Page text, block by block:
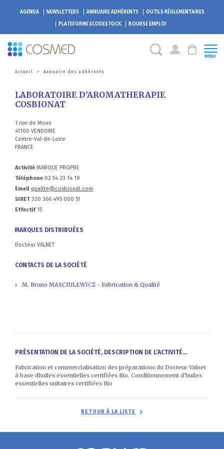
AGENDA NEWSLETTERS ANNUAIRE ADHÉRENTS
OUTILS RÉGLEMENTAIRES
PLATEFORMEECODESTOCK BOURSE EMPLOI
MENU
Accueil > Annuaire des adhérents
LABORATOIRE D’AROMATHERAPIE
COSBIONAT
1 rue de Mons
41100 VENDOME
Centre-Val-de-Loire
FRANCE
Activité MARQUE PROPRE
Téléphone 02 54 23 14 19
Email qualite@cosbionat.com
SIRET 320 366 495 000 51
Effectif15
MARQUES DISTRIBUÉES
Docteur VALNET
CONTACTS DE LA SOCIÉTÉ
M. Bruno MASCIULEWICZ - Fabrication & Qualité
PRÉSENTATION DE LA SOCIÉTÉ, DESCRIPTION DE L’ACTIVITÉ...
Fabrication et commercialisation des préparations du Docteur Valnet
à base dhuiles essentielles certifiées Bio. Conditionnement d'huiles
essentielles unitaires certifiées Bio
RETOUR À LA LISTE